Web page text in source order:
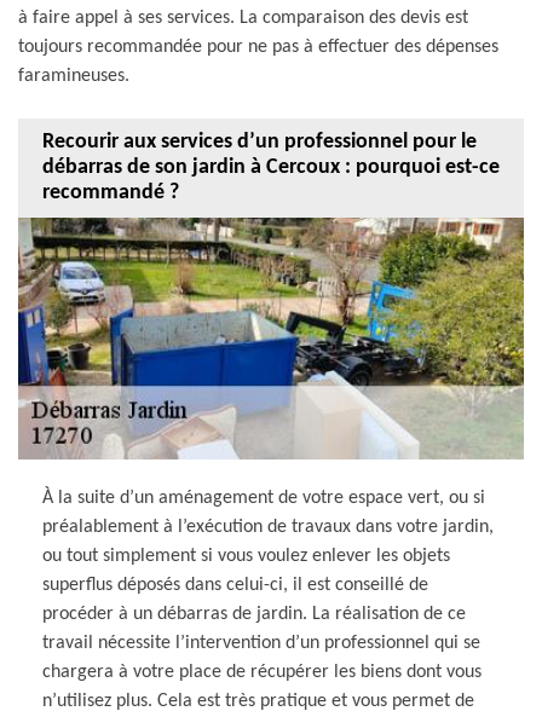
à faire appel à ses services. La comparaison des devis est
toujours recommandée pour ne pas à effectuer des dépenses
faramineuses.
Recourir aux services d’un professionnel pour le
débarras de son jardin à Cercoux : pourquoi est-ce
recommandé ?
À la suite d’un aménagement de votre espace vert, ou si
préalablement à l’exécution de travaux dans votre jardin,
ou tout simplement si vous voulez enlever les objets
superflus déposés dans celui-ci, il est conseillé de
procéder à un débarras de jardin. La réalisation de ce
travail nécessite l’intervention d’un professionnel qui se
chargera à votre place de récupérer les biens dont vous
n’utilisez plus. Cela est très pratique et vous permet de